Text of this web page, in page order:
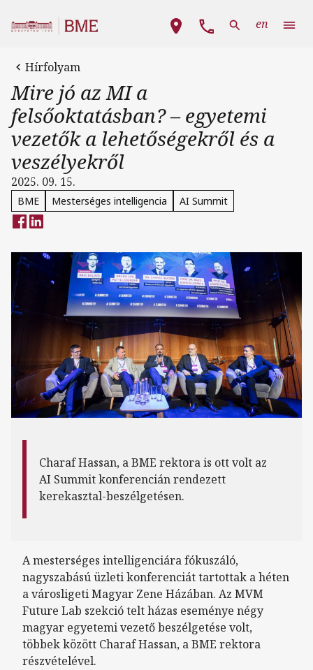
Fő navigáció
en
Hírfolyam
Mire jó az MI a
felsőoktatásban? – egyetemi
vezetők a lehetőségekről és a
veszélyekről
2025. 09. 15.
BME Mesterséges intelligencia AI Summit
Charaf Hassan, a BME rektora is ott volt az
AI Summit konferencián rendezett
kerekasztal-beszélgetésen.
A mesterséges intelligenciára fókuszáló,
nagyszabású üzleti konferenciát tartottak a héten
a városligeti Magyar Zene Házában. Az MVM
Future Lab szekció telt házas eseménye négy
magyar egyetemi vezető beszélgetése volt,
többek között Charaf Hassan, a BME rektora
részvételével.